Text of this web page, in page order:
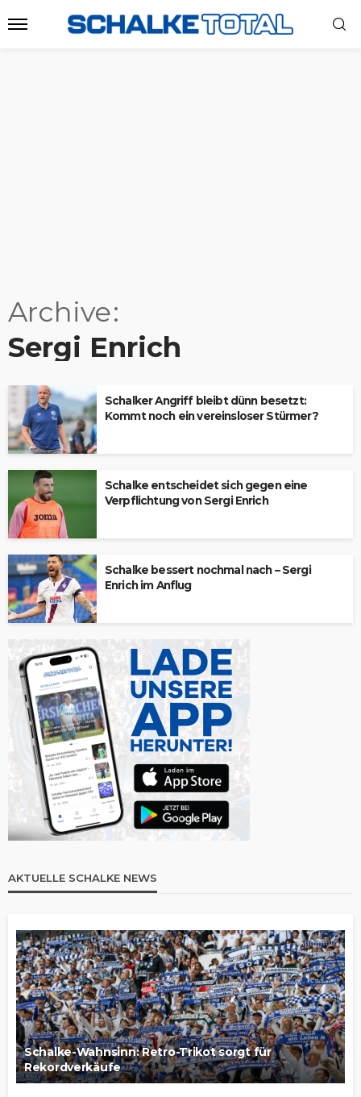
Archive
Sergi Enrich
Schalker Angriff bleibt dünn besetzt:
Kommt noch ein vereinsloser Stürmer?
Schalke entscheidet sich gegen eine
Verpflichtung von Sergi Enrich
Schalke bessert nochmal nach – Sergi
Enrich im Anflug
AKTUELLE SCHALKE NEWS
Schalke-Wahnsinn: Retro-Trikot sorgt für
Rekordverkäufe